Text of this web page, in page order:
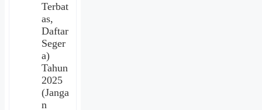
Terbat
as,
Daftar
Seger
a)
Tahun
2025
(Janga
n